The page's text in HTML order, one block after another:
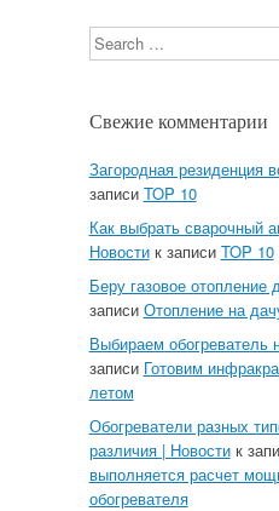
Search
Свежие комментарии
Загородная резиденция
записи TOP 10
Как выбрать сварочный
Новостик записи TOP 10
Беру газовое
записи Отопление на
Выбираем обогреватель
записи Готовим
летом
Обогреватели разных
различия | Новостик
выполняется расчет
обогревателя